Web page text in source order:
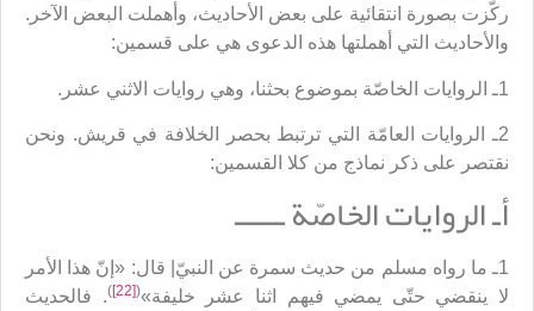
ركَّزت بصورة انتقائية على بعض الأحاديث، وأهملت البعض الآخر.
والأحاديث التي أهملتها هذه الدعوى هي على قسمين:
1ـ الروايات الخاصّة بموضوع بحثنا، وهي روايات الاثني عشر.
2ـ الروايات العامّة التي ترتبط بحصر الخلافة في قريش. ونحن
نقتصر على ذكر نماذج من كلا القسمين:
أـ الروايات الخاصّة ــــــ
1ـ ما رواه مسلم من حديث سمرة عن النبيّ| قال: «إنّ هذا الأمر
لا ينقضي حتّى يمضي فيهم اثنا عشر خليفة»(
[22]
). فالحديث